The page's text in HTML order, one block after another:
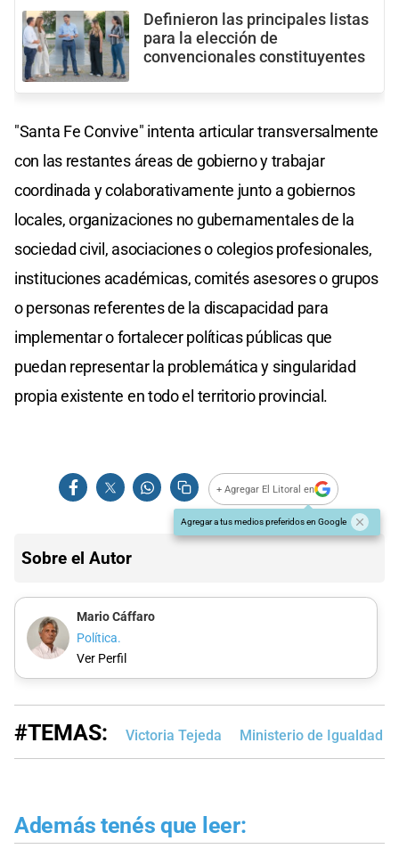
Definieron las principales listas
para la elección de
convencionales constituyentes
"Santa Fe Convive" intenta articular transversalmente
con las restantes áreas de gobierno y trabajar
coordinada y colaborativamente junto a gobiernos
locales, organizaciones no gubernamentales de la
sociedad civil, asociaciones o colegios profesionales,
instituciones académicas, comités asesores o grupos
o personas referentes de la discapacidad para
implementar o fortalecer políticas públicas que
puedan representar la problemática y singularidad
propia existente en todo el territorio provincial.
+ Agregar El Litoral en
Agregar a tus medios preferidos en Google
Sobre el Autor
Mario Cáffaro
Política.
Ver Perfil
#TEMAS: Victoria Tejeda Ministerio de Igualdad y
Además tenés que leer: